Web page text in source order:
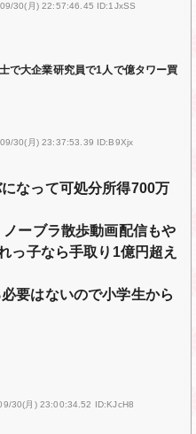
30(月) 22:57:46.45 ID:1JxSS
で大企業研究員で1人で億タワー買
30(月) 23:37:53.39 ID:B9Xjx
なって可処分所得700万
ーブラ散歩動画配信もや
っ子なら手取り1億円超え
要はないので小学生から
30(月) 23:00:34.52 ID:KJcH8